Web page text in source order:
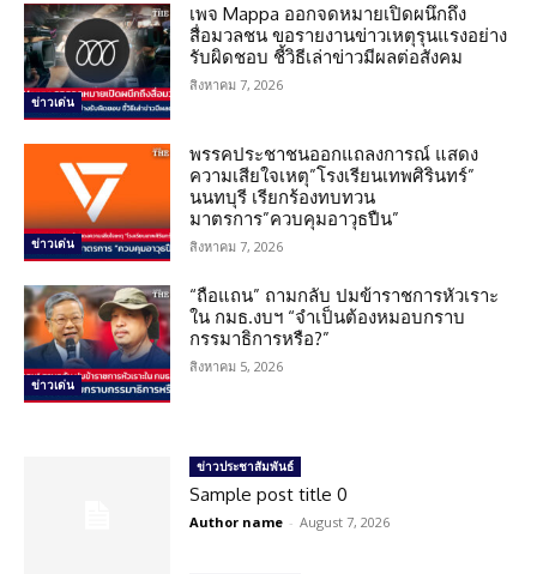
ข่าวเด่น
เพจ Mappa ออกจดหมายเปิดผนึกถึง
สื่อมวลชน ขอรายงานข่าวเหตุรุนแรงอย่าง
รับผิดชอบ ชี้วิธีเล่าข่าวมีผลต่อสังคม
สิงหาคม 7, 2026
ข่าวเด่น
พรรคประชาชนออกแถลงการณ์ แสดง
ความเสียใจเหตุ”โรงเรียนเทพศิรินทร์”
นนทบุรี เรียกร้องทบทวน
มาตรการ”ควบคุมอาวุธปืน”
สิงหาคม 7, 2026
ข่าวเด่น
“ถือแถน” ถามกลับ ปมข้าราชการหัวเราะ
ใน กมธ.งบฯ “จำเป็นต้องหมอบกราบ
กรรมาธิการหรือ?”
สิงหาคม 5, 2026
ข่าวประชาสัมพันธ์
Sample post title 0
Author name - August 7, 2026